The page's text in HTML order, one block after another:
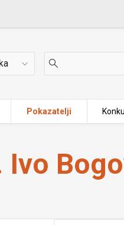
Pokazatelji